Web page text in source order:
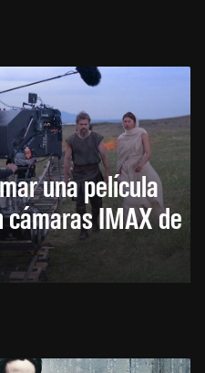
una película
IMAX de